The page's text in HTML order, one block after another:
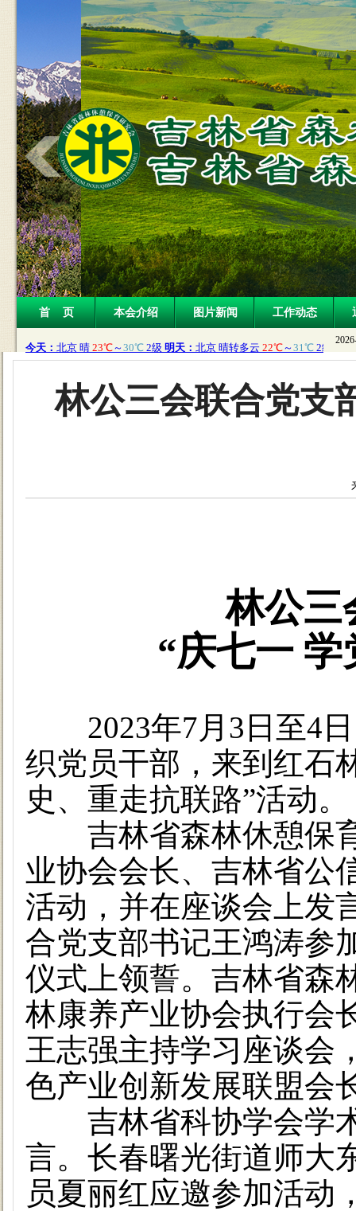
首 页 本会介绍 图片新闻 工作动态
林公三会联合党支
林公三
“庆七一
2023年7月3日至4日
织党员干部，来到红石
史、重走抗联路”活动。
吉林省森林休憩保育
业协会会长、吉林省公
活动，并在座谈会上发
合党支部书记王鸿涛参
仪式上领誓。吉林省森
林康养产业协会执行会
王志强主持学习座谈会
色产业创新发展联盟会
吉林省科协学会学术
言。长春曙光街道师大
员夏丽红应邀参加活动